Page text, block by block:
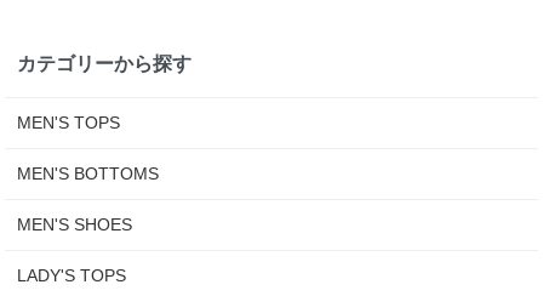
カテゴリーから探す
MEN'S TOPS
MEN'S BOTTOMS
MEN'S SHOES
LADY'S TOPS